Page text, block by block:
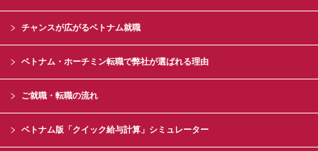
チャンスが広がるベトナム就職
ベトナム・ホーチミン転職で弊社が選ばれる理由
ご就職・転職の流れ
ベトナム版「クイック給与計算」シミュレーター